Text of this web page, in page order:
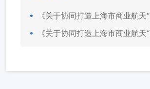
《关于协同打造上海市商业航
《关于协同打造上海市商业航天